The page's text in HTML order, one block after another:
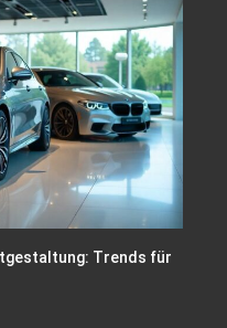
Trends für